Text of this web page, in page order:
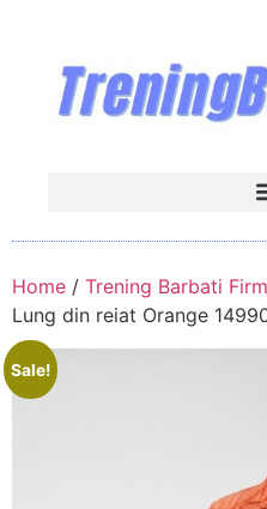
Home / Trening Barbati
Lung din reiat Orange
Sale!